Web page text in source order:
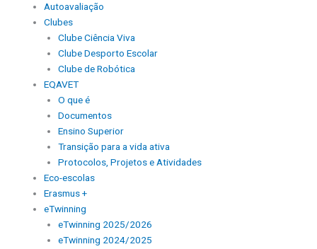
Autoavaliação
Clubes
Clube Ciência Viva
Clube Desporto Escolar
Clube de Robótica
EQAVET
O que é
Documentos
Ensino Superior
Transição para a vida ativa
Protocolos, Projetos e Atividades
Eco-escolas
Erasmus +
eTwinning
eTwinning 2025/2026
eTwinning 2024/2025